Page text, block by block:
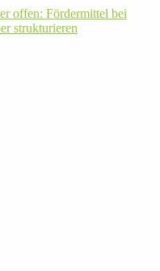
offen: För­der­mittel bei
strukturieren